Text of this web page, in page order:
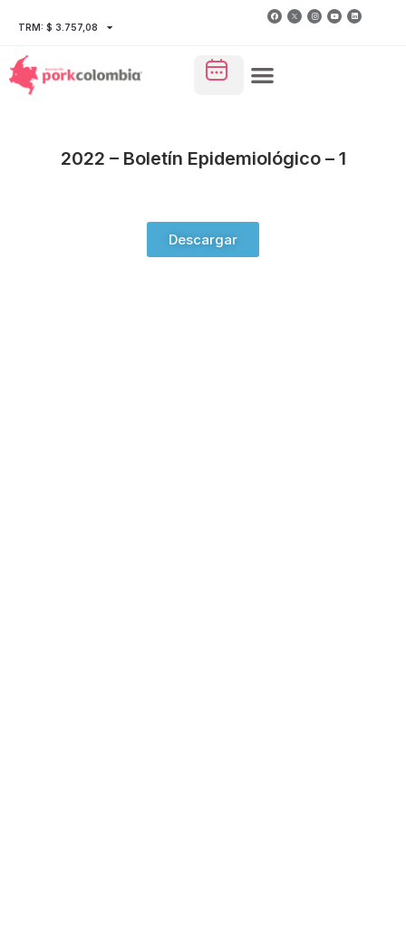
TRM: $ 3.757,08
2022 – Boletín Epidemiológico – 1
Descargar